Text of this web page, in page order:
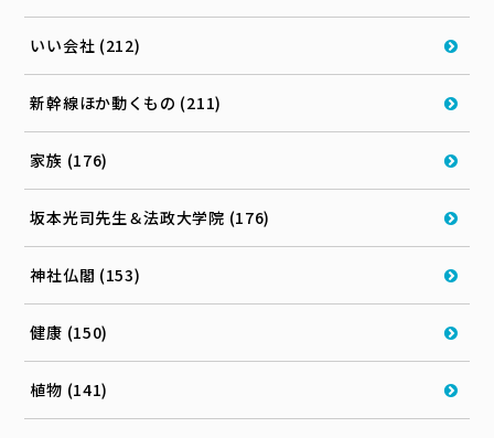
いい会社 (212)
新幹線ほか動くもの (211)
家族 (176)
坂本光司先生＆法政大学院 (176)
神社仏閣 (153)
健康 (150)
植物 (141)